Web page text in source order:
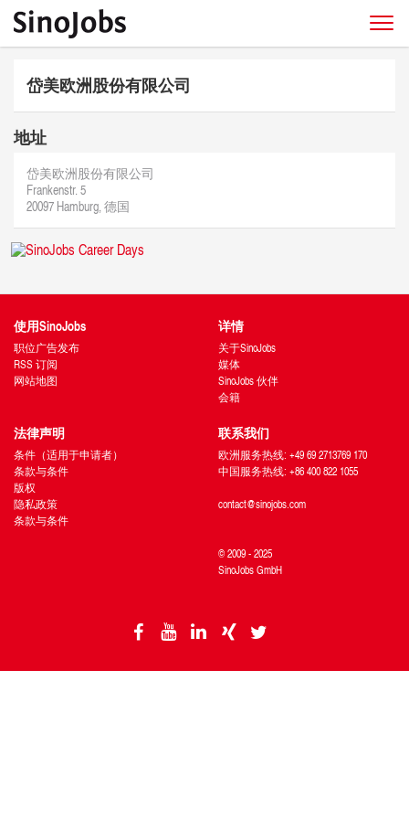
岱美欧洲股份有限公司
地址
岱美欧洲股份有限公司
Frankenstr. 5
20097 Hamburg, 德国
使用SinoJobs
职位广告发布
RSS 订阅
网站地图
详情
关于SinoJobs
媒体
SinoJobs 伙伴
会籍
法律声明
条件（适用于申请者）
条款与条件
版权
隐私政策
条款与条件
联系我们
欧洲服务热线: +49 69 2713769 170
中国服务热线: +86 400 822 1055
contact@sinojobs.com
© 2009 - 2025
SinoJobs GmbH